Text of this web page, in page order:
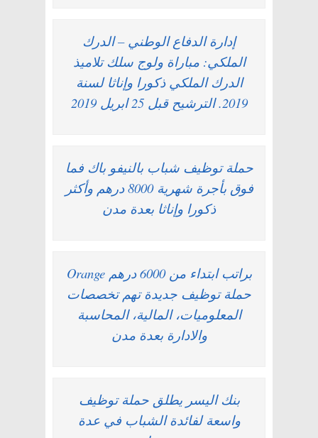
إدارة الدفاع الوطني – الدرك
الملكي: مباراة ولوج سلك تلاميذ
الدرك الملكي ذكورا وإناثا لسنة
2019. الترشيح قبل 25 ابريل 2019
حملة توظيف شباب بالنيفو باك فما
فوق بأجرة شهرية 8000 درهم وأكثر
ذكورا وإناثا بعدة مدن
براتب ابتداء من 6000 درهم Orange
حملة توظيف جديدة تهم تخصصات
المعلوميات، المالية، المحاسبة
والادارة بعدة مدن
بنك اليسر يطلق حملة توظيف
واسعة لفائدة الشباب في عدة